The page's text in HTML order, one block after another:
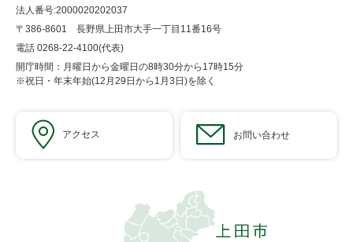
法人番号:2000020202037
〒386-8601 長野県上田市大手一丁目11番16号
電話 0268-22-4100(代表)
開庁時間：月曜日から金曜日の8時30分から17時15分
※祝日・年末年始(12月29日から1月3日)を除く
アクセス お問い合わせ